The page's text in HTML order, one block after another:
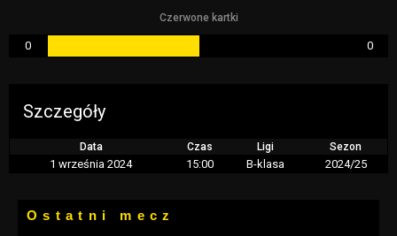
Czerwone kartki
0 0
Szczegóły
Data Czas Ligi Sezon
1 września 2024 15:00 B-klasa 2024/25
Ostatni mecz